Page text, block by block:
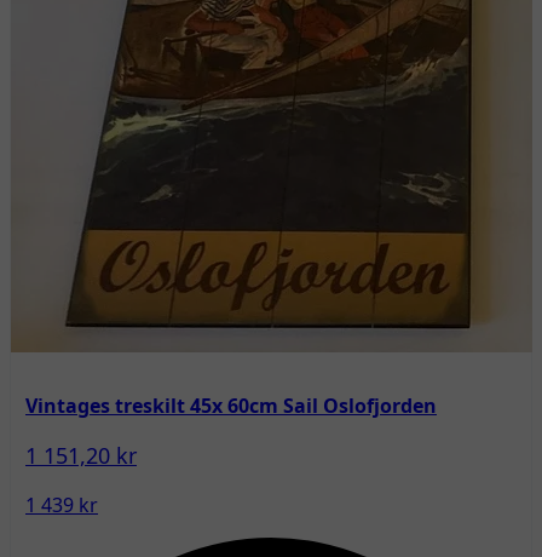
Vintages treskilt 45x 60cm Sail Oslofjorden
1 151,20 kr
1 439 kr